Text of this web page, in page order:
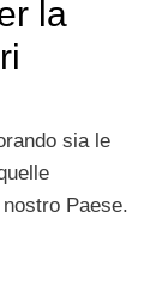
la
sia le
Paese.